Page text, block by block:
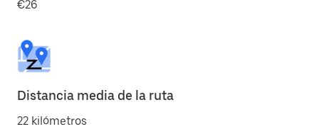
€26
Distancia media de la ruta
22 kilómetros